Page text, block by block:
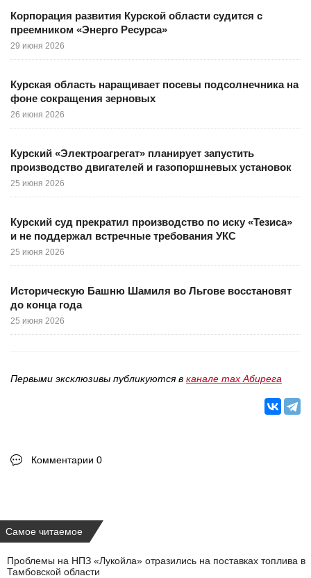
Корпорация развития Курской области судится с
преемником «Энерго Ресурса»
29 июня 2026
Курская область наращивает посевы подсолнечника на
фоне сокращения зерновых
26 июня 2026
Курский «Электроагрегат» планирует запустить
производство двигателей и газопоршневых установок
25 июня 2026
Курский суд прекратил производство по иску «Тезиса»
и не поддержал встречные требования УКС
25 июня 2026
Историческую Башню Шамиля во Льгове восстановят
до конца года
25 июня 2026
Первыми эксклюзивы публикуются в канале max Абирега
Комментарии 0
Самое читаемое
Проблемы на НПЗ «Лукойла» отразились на поставках топлива в
Тамбовской области